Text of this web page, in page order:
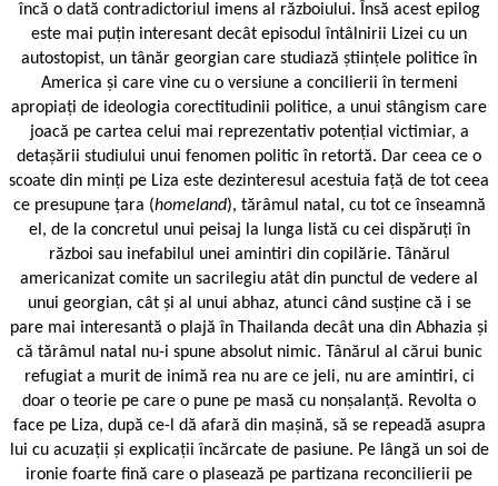
încă o dată contradictoriul imens al războiului. Însă acest epilog
este mai puțin interesant decât episodul întâlnirii Lizei cu un
autostopist, un tânăr georgian care studiază științele politice în
America și care vine cu o versiune a concilierii în termeni
apropiați de ideologia corectitudinii politice, a unui stângism care
joacă pe cartea celui mai reprezentativ potențial victimiar, a
detașării studiului unui fenomen politic în retortă. Dar ceea ce o
scoate din minți pe Liza este dezinteresul acestuia față de tot ceea
ce presupune țara (homeland), tărâmul natal, cu tot ce înseamnă
el, de la concretul unui peisaj la lunga listă cu cei dispăruți în
război sau inefabilul unei amintiri din copilărie. Tânărul
americanizat comite un sacrilegiu atât din punctul de vedere al
unui georgian, cât și al unui abhaz, atunci când susține că i se
pare mai interesantă o plajă în Thailanda decât una din Abhazia și
că tărâmul natal nu-i spune absolut nimic. Tânărul al cărui bunic
refugiat a murit de inimă rea nu are ce jeli, nu are amintiri, ci
doar o teorie pe care o pune pe masă cu nonșalanță. Revolta o
face pe Liza, după ce-l dă afară din mașină, să se repeadă asupra
lui cu acuzații și explicații încărcate de pasiune. Pe lângă un soi de
ironie foarte fină care o plasează pe partizana reconcilierii pe